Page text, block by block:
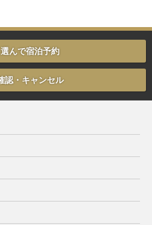
んで宿泊予約
認・キャンセル